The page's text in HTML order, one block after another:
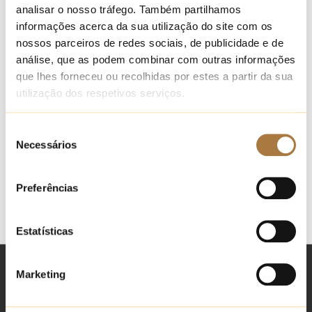
analisar o nosso tráfego. Também partilhamos
informações acerca da sua utilização do site com os
nossos parceiros de redes sociais, de publicidade e de
análise, que as podem combinar com outras informações
que lhes forneceu ou recolhidas por estes a partir da sua
utilização dos respetivos serviços.
deNecessários
Preferências
Estatísticas
Marketing
Brochure « Espace Alecrim »